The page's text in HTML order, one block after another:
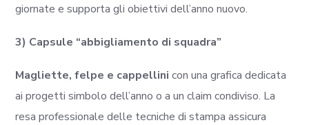
giornate e supporta gli obiettivi dell’anno nuovo.
3) Capsule “abbigliamento di squadra”
Magliette, felpe e cappellini con una grafica dedicata
ai progetti simbolo dell’anno o a un claim condiviso. La
resa professionale delle tecniche di stampa assicura